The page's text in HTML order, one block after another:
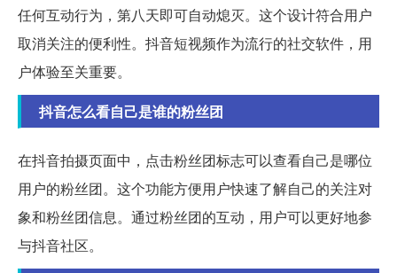
任何互动行为，第八天即可自动熄灭。这个设计符合用户
取消关注的便利性。抖音短视频作为流行的社交软件，用
户体验至关重要。
抖音怎么看自己是谁的粉丝团
在抖音拍摄页面中，点击粉丝团标志可以查看自己是哪位
用户的粉丝团。这个功能方便用户快速了解自己的关注对
象和粉丝团信息。通过粉丝团的互动，用户可以更好地参
与抖音社区。